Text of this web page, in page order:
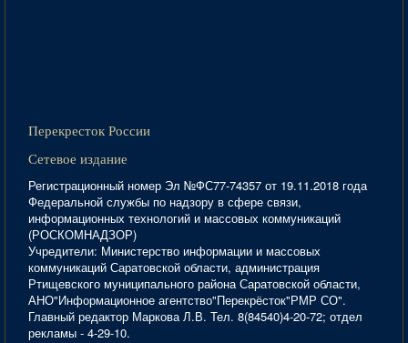
Перекресток России
Сетевое издание
Регистрационный номер Эл №ФС77-74357 от 19.11.2018 года
Федеральной службы по надзору в сфере связи,
информационных технологий и массовых коммуникаций
(РОСКОМНАДЗОР)
Учредители: Министерство информации и массовых
коммуникаций Саратовской области, администрация
Ртищевского муниципального района Саратовской области,
АНО"Информационное агентство"Перекрёсток"РМР СО".
Главный редактор Маркова Л.В. Тел. 8(84540)4-20-72; отдел
рекламы - 4-29-10.